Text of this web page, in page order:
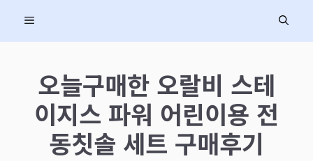
MENU
오늘구매한 오랄비 스테
이지스 파워 어린이용 전
동칫솔 세트 구매후기